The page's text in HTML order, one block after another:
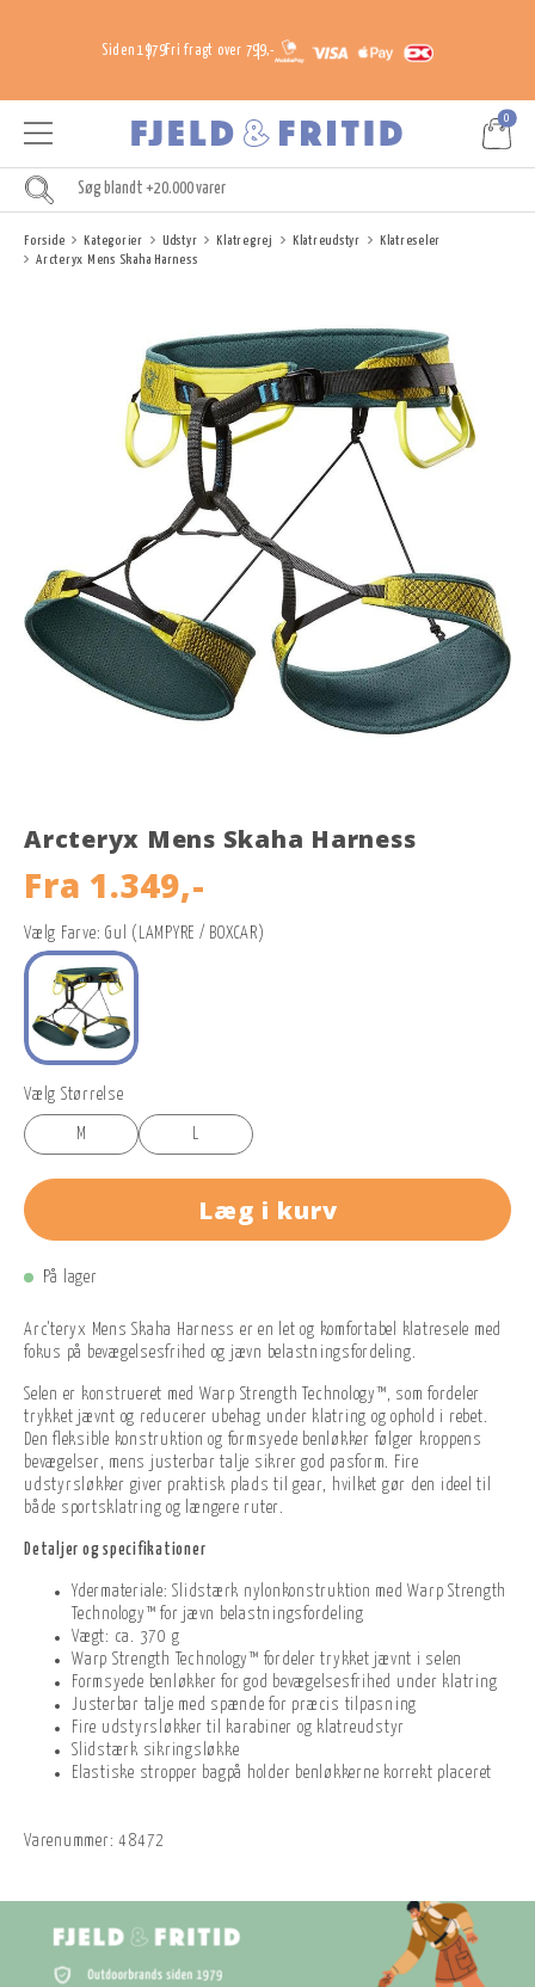
Siden 1979Fri fragt over 799,-
0
Forside Kategorier Udstyr Klatregrej Klatreudstyr
Klatreseler
Arcteryx Mens Skaha Harness
Arcteryx Mens Skaha Harness
Fra 1.349,-
Vælg Farve: Gul (LAMPYRE / BOXCAR)
Vælg Størrelse
M L
Læg i kurv
På lager
Arc'teryx Mens Skaha Harness er en let og komfortabel klatresele med
fokus på bevægelsesfrihed og jævn belastningsfordeling.
Selen er konstrueret med Warp Strength Technology™, som fordeler
trykket jævnt og reducerer ubehag under klatring og ophold i rebet.
Den fleksible konstruktion og formsyede benløkker følger kroppens
bevægelser, mens justerbar talje sikrer god pasform. Fire
udstyrsløkker giver praktisk plads til gear, hvilket gør den ideel til
både sportsklatring og længere ruter.
Detaljer og specifikationer
Ydermateriale: Slidstærk nylonkonstruktion med Warp Strength
Technology™ for jævn belastningsfordeling
Vægt: ca. 370 g
Warp Strength Technology™ fordeler trykket jævnt i selen
Formsyede benløkker for god bevægelsesfrihed under klatring
Justerbar talje med spænde for præcis tilpasning
Fire udstyrsløkker til karabiner og klatreudstyr
Slidstærk sikringsløkke
Elastiske stropper bagpå holder benløkkerne korrekt placeret
Varenummer: 48472